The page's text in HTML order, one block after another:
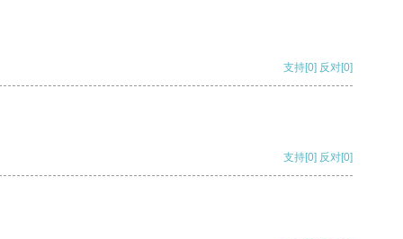
支持[0] 反对[0]
支持[0] 反对[0]